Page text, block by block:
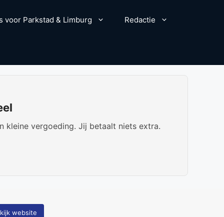
voor Parkstad & Limburg Redactie
kleine vergoeding. Jij betaalt niets extra.
website